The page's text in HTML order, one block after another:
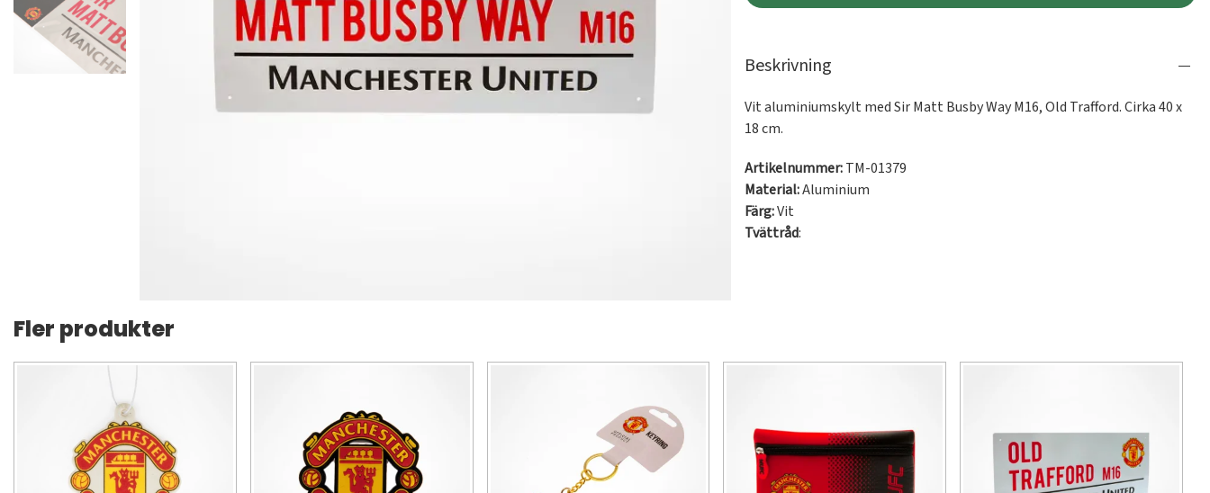
Beskrivning
Vit aluminiumskylt med Sir Matt Busby Way M16, Old Trafford. Cirka 40 x
18 cm.
Artikelnummer:TM-01379
Material:Aluminium
Färg:Vit
Tvättråd:
Fler produkter